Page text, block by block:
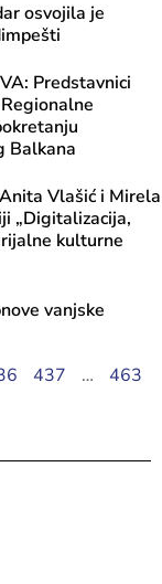
osvojila je
Predstavnici
Balkana
Vlašić i Mirela
„Digitalizacija,
kulturne
vanjske
437 …
463